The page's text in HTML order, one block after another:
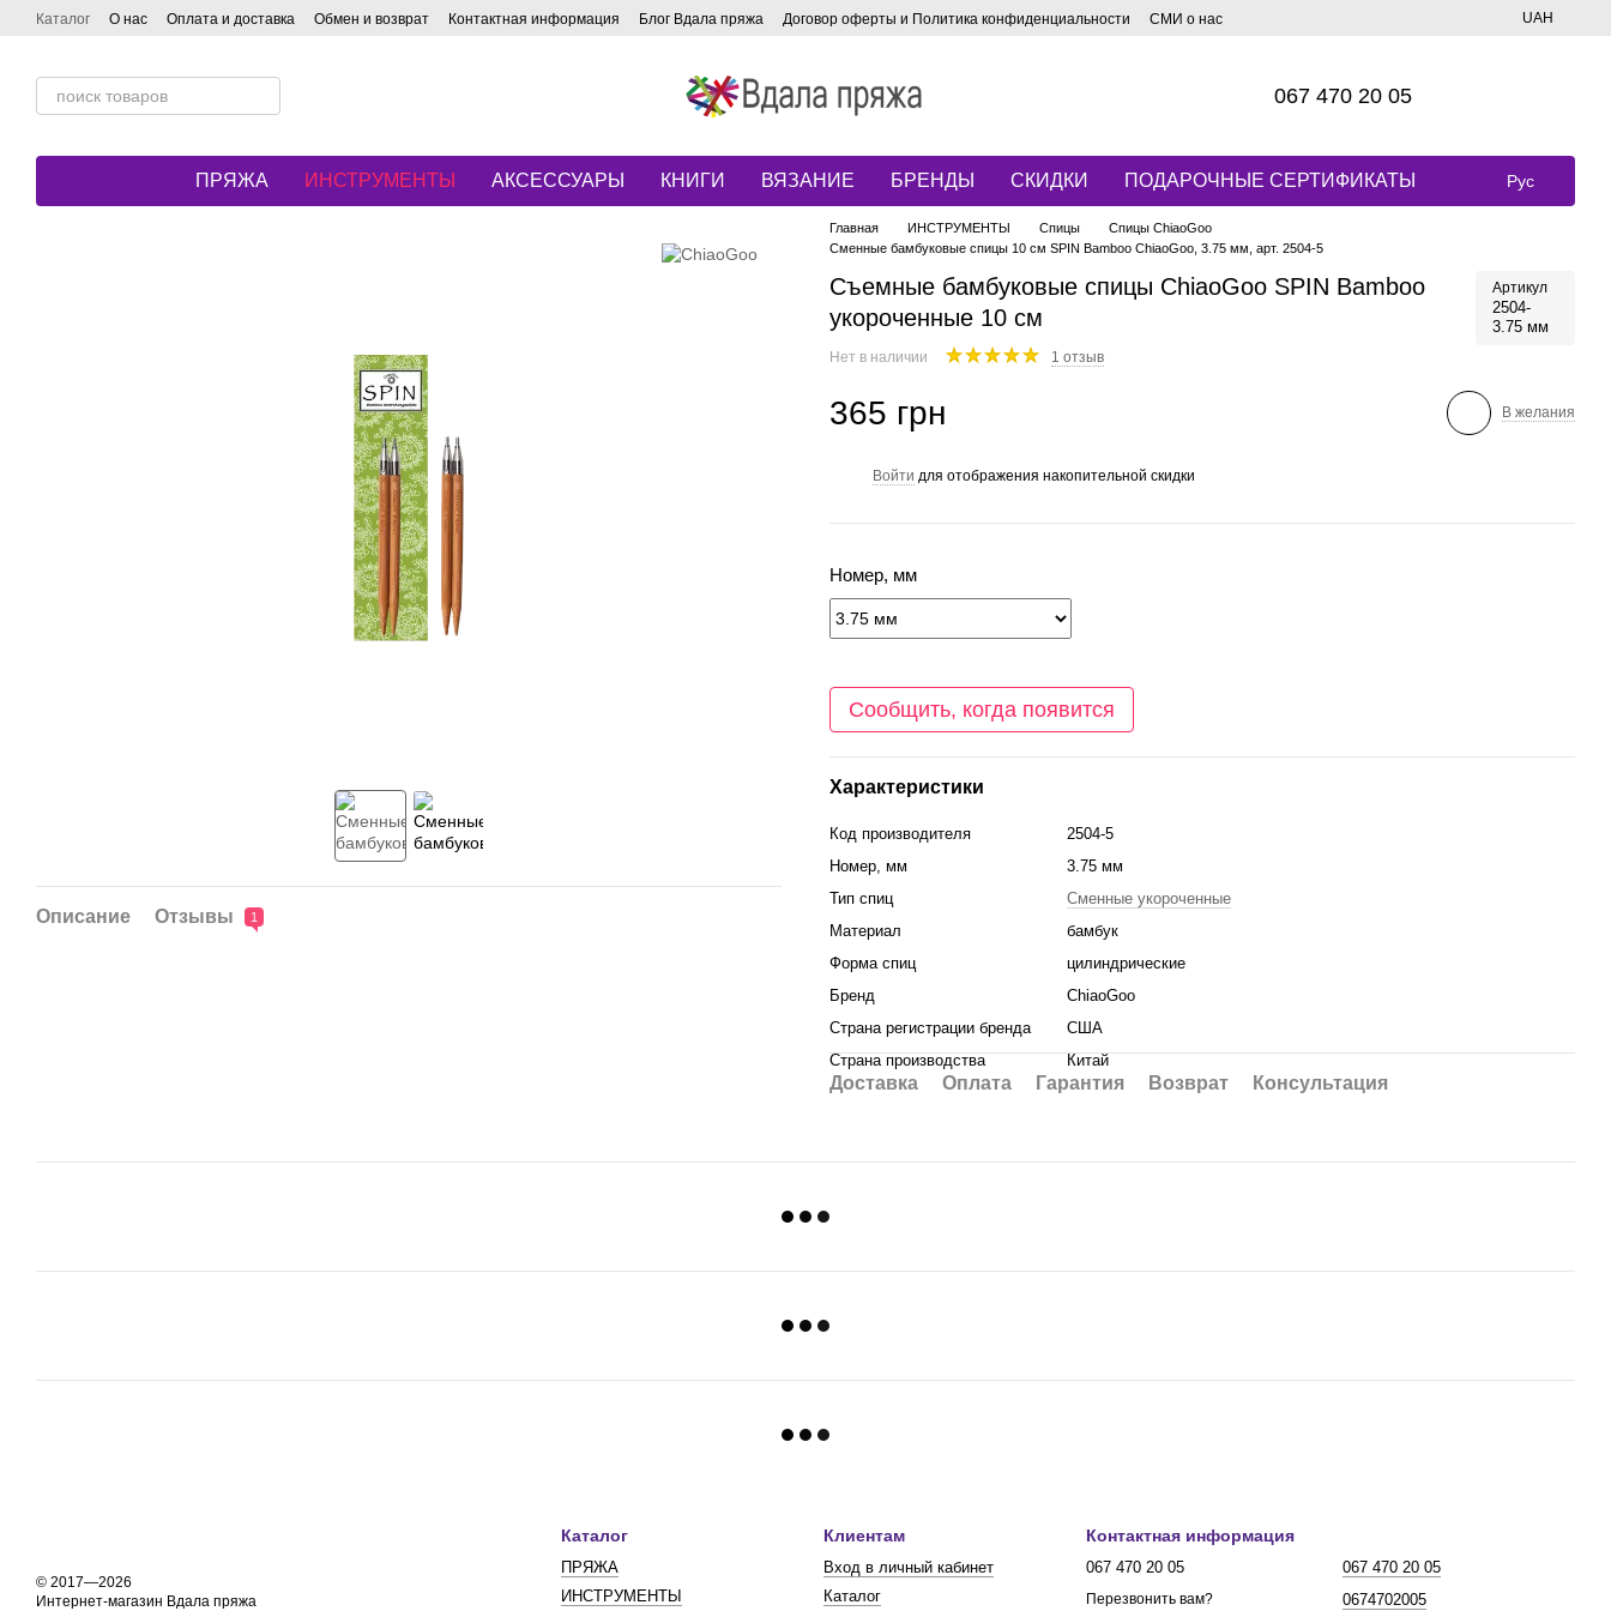
Перейти к основному контенту
Каталог О нас Оплата и доставка Обмен и возврат Контактная информация Блог Вдала пряжа Договор оферты и Политика конфиденциальности СМИ о нас UAH
067 470 20 05
ПРЯЖА ИНСТРУМЕНТЫ АКСЕССУАРЫ КНИГИ ВЯЗАНИЕ БРЕНДЫ СКИДКИ ПОДАРОЧНЫЕ СЕРТИФИКАТЫ Рус
Описание Отзывы 1
Главная ИНСТРУМЕНТЫ Спицы
Спицы ChiaoGoo
Сменные бамбуковые спицы 10 см SPIN Bamboo ChiaoGoo, 3.75 мм, арт. 2504-5
Съемные бамбуковые спицы ChiaoGoo SPIN Bamboo
укороченные 10 см
Артикул
2504-
3.75 мм
Нет в наличии 1 отзыв
365 грн В желания
Войти для отображения накопительной скидки
Номер, мм
Сообщить, когда появится
Характеристики
Код производителя
2504-5
Номер, мм
3.75 мм
Тип спиц
Сменные укороченные
Материал
бамбук
Форма спиц
цилиндрические
Бренд
ChiaoGoo
Страна регистрации бренда
США
Страна производства
Китай
Доставка Оплата Гарантия Возврат Консультация
© 2017—2026
Интернет-магазин Вдала пряжа
Каталог
ПРЯЖА
ИНСТРУМЕНТЫ
Клиентам
Вход в личный кабинет
Каталог
Контактная информация
067 470 20 05
Перезвонить вам?
067 470 20 05
0674702005